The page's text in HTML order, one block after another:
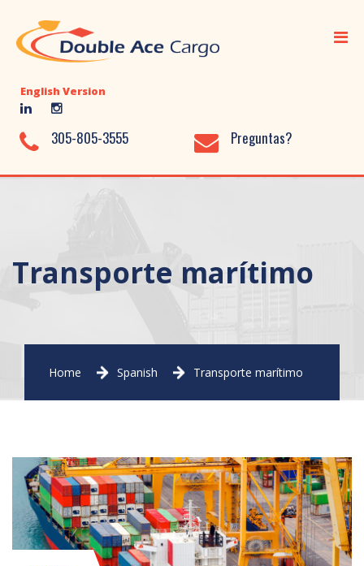
Inicio
Transporte Marítimo
Transporte Aéreo
Transporte Terrestre
Nosotros
English Version
305-805-3555 Preguntas?
Transporte marítimo
Home Spanish Transporte marítimo